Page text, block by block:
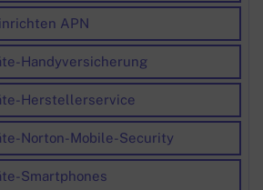
APN
Handyversicherung
Herstellerservice
Norton-Mobile-Security
Smartphones